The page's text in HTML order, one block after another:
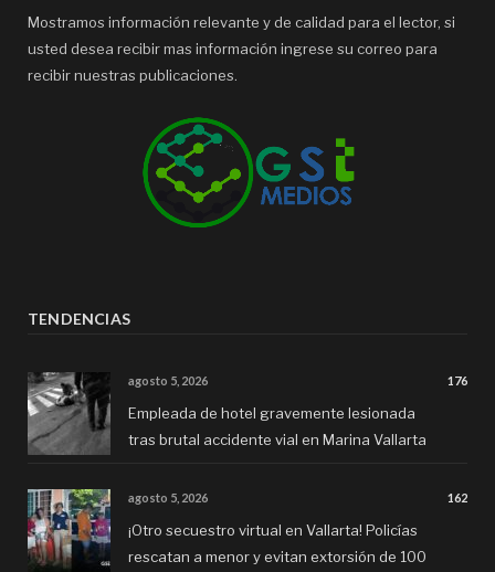
Mostramos información relevante y de calidad para el lector, si
usted desea recibir mas información ingrese su correo para
recibir nuestras publicaciones.
TENDENCIAS
agosto 5, 2026 176
Empleada de hotel gravemente lesionada
tras brutal accidente vial en Marina Vallarta
agosto 5, 2026 162
¡Otro secuestro virtual en Vallarta! Policías
rescatan a menor y evitan extorsión de 100